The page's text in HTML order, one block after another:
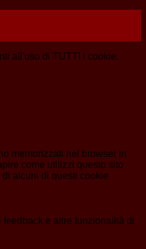
all'uso di TUTTI i cookie.
memorizzati nel browser in
come utilizzi questo sito
alcuni di questi cookie
e altre funzionalità di